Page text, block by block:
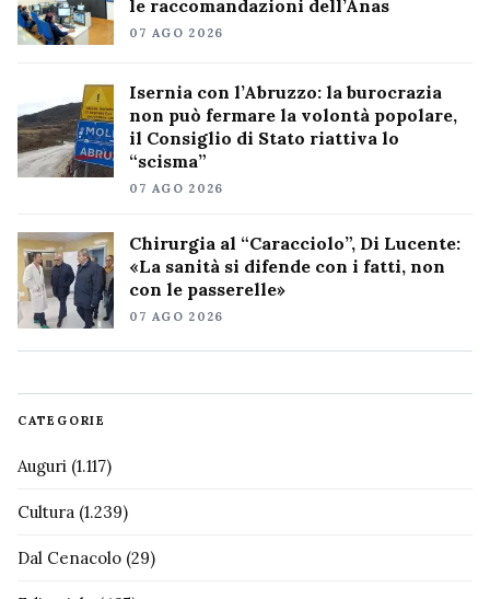
le raccomandazioni dell’Anas
07 AGO 2026
Isernia con l’Abruzzo: la burocrazia
non può fermare la volontà popolare,
il Consiglio di Stato riattiva lo
“scisma”
07 AGO 2026
Chirurgia al “Caracciolo”, Di Lucente:
«La sanità si difende con i fatti, non
con le passerelle»
07 AGO 2026
CATEGORIE
Auguri (1.117)
Cultura (1.239)
Dal Cenacolo (29)